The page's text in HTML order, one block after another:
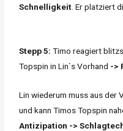
Schnelligkeit . Er platziert
Stepp 5: Timo reagiert
Topspin in Lin`s Vorhand ->
Lin wiederum muss aus der
und kann Timos Topspin
Antizipation ->